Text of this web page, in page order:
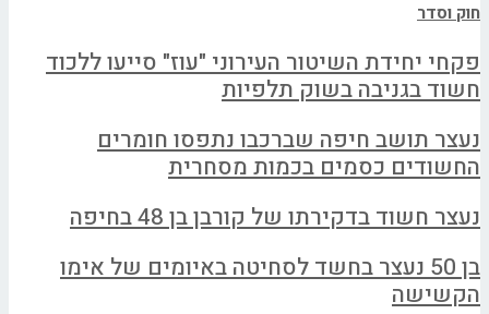
חוק וסדר
פקחי יחידת השיטור העירוני "עוז" סייעו ללכוד
חשוד בגניבה בשוק תלפיות
נעצר תושב חיפה שברכבו נתפסו חומרים
החשודים כסמים בכמות מסחרית
נעצר חשוד בדקירתו של קורבן בן 48 בחיפה
בן 50 נעצר בחשד לסחיטה באיומים של אימו
הקשישה